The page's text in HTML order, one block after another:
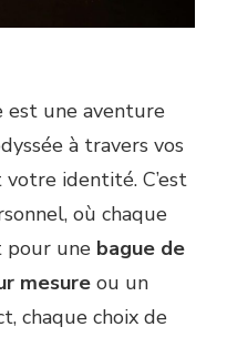
est une aventure
à travers vos
identité. C’est
où chaque
pour une bague de
mesure ou un
chaque choix de